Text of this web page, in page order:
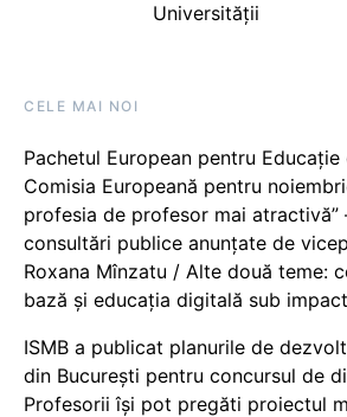
Universității
CELE MAI NOI
Pachetul European pentru
Comisia Europeană pentru
profesia de profesor mai atractivă”
consultări publice anunțate de
Roxana Mînzatu / Alte două teme:
bază și educația digitală sub
ISMB a publicat planurile de
din București pentru concursul de
Profesorii își pot pregăti proiectul